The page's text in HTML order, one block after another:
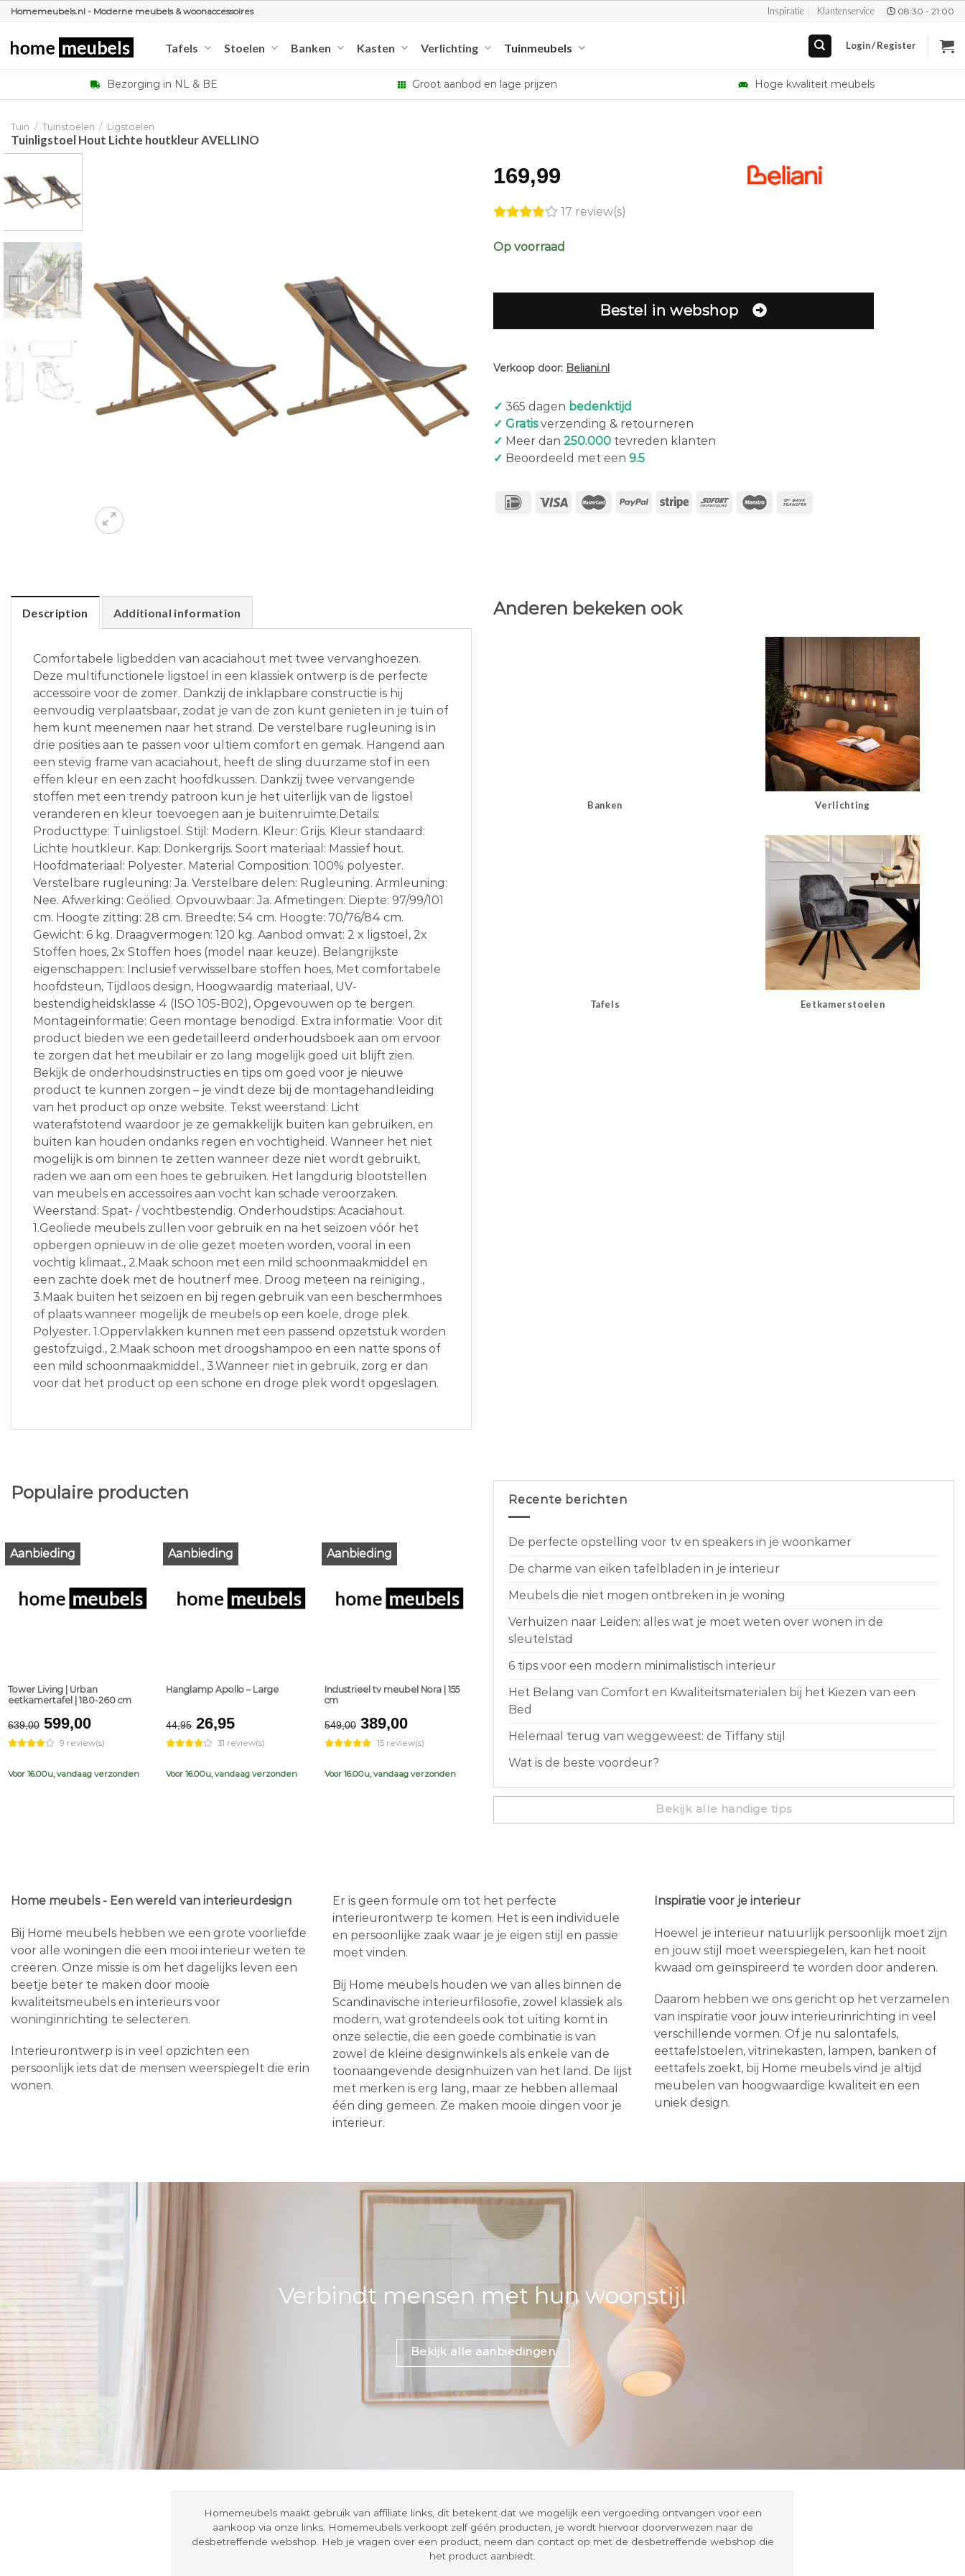
Ga
inhoud
Homemeubels.nl - Moderne meubels & woonaccessoires Inspiratie Klantenservice 08:30 - 21:00
Tafels Stoelen Banken Kasten Verlichting Tuinmeubels Login / Register
Bezorging in NL & BE Groot aanbod en lage prijzen Hoge kwaliteit meubels
Tuin / Tuinstoelen / Ligstoelen
Tuinligstoel Hout Lichte houtkleur AVELLINO
169,99
17 review(s)
Op voorraad
Bestel in webshop
Verkoop door: Beliani.nl
✓ 365 dagen bedenktijd
✓ Gratisverzending & retourneren
✓ Meer dan 250.000 tevreden klanten
✓ Beoordeeld met een 9.5
Description Additional information
Comfortabele ligbedden van acaciahout met twee vervanghoezen.
Deze multifunctionele ligstoel in een klassiek ontwerp is de perfecte
accessoire voor de zomer. Dankzij de inklapbare constructie is hij
eenvoudig verplaatsbaar, zodat je van de zon kunt genieten in je tuin of
hem kunt meenemen naar het strand. De verstelbare rugleuning is in
drie posities aan te passen voor ultiem comfort en gemak. Hangend aan
een stevig frame van acaciahout, heeft de sling duurzame stof in een
effen kleur en een zacht hoofdkussen. Dankzij twee vervangende
stoffen met een trendy patroon kun je het uiterlijk van de ligstoel
veranderen en kleur toevoegen aan je buitenruimte.Details:
Producttype: Tuinligstoel. Stijl: Modern. Kleur: Grijs. Kleur standaard:
Lichte houtkleur. Kap: Donkergrijs. Soort materiaal: Massief hout.
Hoofdmateriaal: Polyester. Material Composition: 100% polyester.
Verstelbare rugleuning: Ja. Verstelbare delen: Rugleuning. Armleuning:
Nee. Afwerking: Geölied. Opvouwbaar: Ja. Afmetingen: Diepte: 97/99/101
cm. Hoogte zitting: 28 cm. Breedte: 54 cm. Hoogte: 70/76/84 cm.
Gewicht: 6 kg. Draagvermogen: 120 kg. Aanbod omvat: 2 x ligstoel, 2x
Stoffen hoes, 2x Stoffen hoes (model naar keuze). Belangrijkste
eigenschappen: Inclusief verwisselbare stoffen hoes, Met comfortabele
hoofdsteun, Tijdloos design, Hoogwaardig materiaal, UV-
bestendigheidsklasse 4 (ISO 105-B02), Opgevouwen op te bergen.
Montageinformatie: Geen montage benodigd. Extra informatie: Voor dit
product bieden we een gedetailleerd onderhoudsboek aan om ervoor
te zorgen dat het meubilair er zo lang mogelijk goed uit blijft zien.
Bekijk de onderhoudsinstructies en tips om goed voor je nieuwe
product te kunnen zorgen – je vindt deze bij de montagehandleiding
van het product op onze website. Tekst weerstand: Licht
waterafstotend waardoor je ze gemakkelijk buiten kan gebruiken, en
buiten kan houden ondanks regen en vochtigheid. Wanneer het niet
mogelijk is om binnen te zetten wanneer deze niet wordt gebruikt,
raden we aan om een hoes te gebruiken. Het langdurig blootstellen
van meubels en accessoires aan vocht kan schade veroorzaken.
Weerstand: Spat- / vochtbestendig. Onderhoudstips: Acaciahout.
1.Geoliede meubels zullen voor gebruik en na het seizoen vóór het
opbergen opnieuw in de olie gezet moeten worden, vooral in een
vochtig klimaat., 2.Maak schoon met een mild schoonmaakmiddel en
een zachte doek met de houtnerf mee. Droog meteen na reiniging.,
3.Maak buiten het seizoen en bij regen gebruik van een beschermhoes
of plaats wanneer mogelijk de meubels op een koele, droge plek.
Polyester. 1.Oppervlakken kunnen met een passend opzetstuk worden
gestofzuigd., 2.Maak schoon met droogshampoo en een natte spons of
een mild schoonmaakmiddel., 3.Wanneer niet in gebruik, zorg er dan
voor dat het product op een schone en droge plek wordt opgeslagen.
Anderen bekeken ook
Banken Verlichting
Tafels Eetkamerstoelen
Populaire producten
Aanbieding
Tower Living | Urban
eetkamertafel | 180-260 cm
639,00 Original
price
was:
€639,00.
599,00Current
price
is:
€599,00.
9 review(s)
Voor 16.00u, vandaag verzonden
Aanbieding
Hanglamp Apollo – Large
44,95 Original
price
was:
€44,95.
26,95Current
price
is:
€26,95.
31 review(s)
Voor 16.00u, vandaag verzonden
Aanbieding
Industrieel tv meubel Nora | 155
cm
549,00 Original
price
was:
€549,00.
389,00Current
price
is:
€389,00.
15 review(s)
Voor 16.00u, vandaag verzonden
Recente berichten
De perfecte opstelling voor tv en speakers in je woonkamer
De charme van eiken tafelbladen in je interieur
Meubels die niet mogen ontbreken in je woning
Verhuizen naar Leiden: alles wat je moet weten over wonen in de
sleutelstad
6 tips voor een modern minimalistisch interieur
Het Belang van Comfort en Kwaliteitsmaterialen bij het Kiezen van een
Bed
Helemaal terug van weggeweest: de Tiffany stijl
Wat is de beste voordeur?
Bekijk alle handige tips
Home meubels - Een wereld van interieurdesign
Bij Home meubels hebben we een grote voorliefde
voor alle woningen die een mooi interieur weten te
creëren. Onze missie is om het dagelijks leven een
beetje beter te maken door mooie
kwaliteitsmeubels en interieurs voor
woninginrichting te selecteren.
Interieurontwerp is in veel opzichten een
persoonlijk iets dat de mensen weerspiegelt die erin
wonen.
Er is geen formule om tot het perfecte
interieurontwerp te komen. Het is een individuele
en persoonlijke zaak waar je je eigen stijl en passie
moet vinden.
Bij Home meubels houden we van alles binnen de
Scandinavische interieurfilosofie, zowel klassiek als
modern, wat grotendeels ook tot uiting komt in
onze selectie, die een goede combinatie is van
zowel de kleine designwinkels als enkele van de
toonaangevende designhuizen van het land. De lijst
met merken is erg lang, maar ze hebben allemaal
één ding gemeen. Ze maken mooie dingen voor je
interieur.
Inspiratie voor je interieur
Hoewel je interieur natuurlijk persoonlijk moet zijn
en jouw stijl moet weerspiegelen, kan het nooit
kwaad om geïnspireerd te worden door anderen.
Daarom hebben we ons gericht op het verzamelen
van inspiratie voor jouw interieurinrichting in veel
verschillende vormen. Of je nu salontafels,
eettafelstoelen, vitrinekasten, lampen, banken of
eettafels zoekt, bij Home meubels vind je altijd
meubelen van hoogwaardige kwaliteit en een
uniek design.
Verbindt mensen met hun woonstijl
Bekijk alle aanbiedingen
Homemeubels maakt gebruik van affiliate links, dit betekent dat we mogelijk een vergoeding ontvangen voor een
aankoop via onze links. Homemeubels verkoopt zelf géén producten, je wordt hiervoor doorverwezen naar de
desbetreffende webshop. Heb je vragen over een product, neem dan contact op met de desbetreffende webshop die
het product aanbiedt.